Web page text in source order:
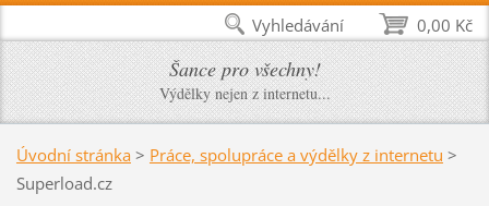
Šance pro všechny!
Výdělky nejen z internetu...
Úvodní stránka > Práce, spolupráce a výdělky z internetu >
Superload.cz
0,00 Kč
Vyhledávání